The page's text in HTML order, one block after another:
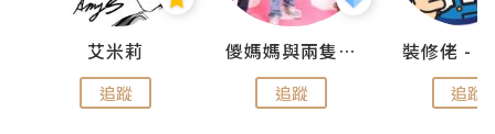
艾米莉
追蹤
儍媽媽與兩隻小魔怪之家
追蹤 追蹤